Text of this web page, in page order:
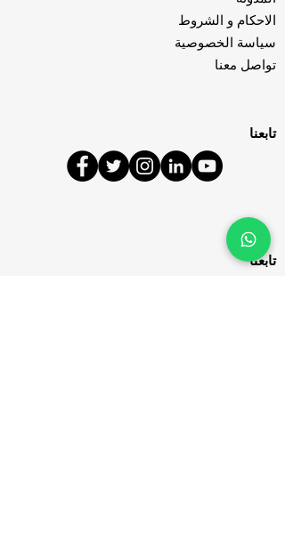
الاحكام و الشروط
سياسة الخصوصية
تواصل معنا
تابعنا
تابعنا